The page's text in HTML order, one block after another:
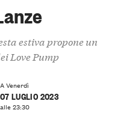
estiva propone un
Love Pump
A Venerdì
07 LUGLIO 2023
alle 23:30